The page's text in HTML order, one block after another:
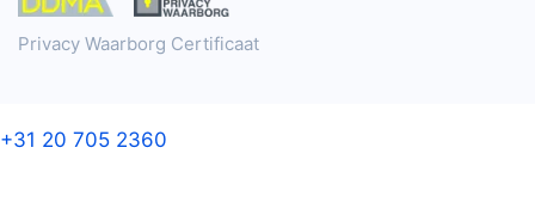
Privacy Waarborg Certificaat
+31 20 705 2360